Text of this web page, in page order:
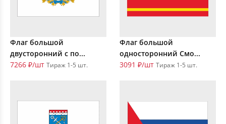
Флаг большой
двусторонний с по...
7266 ₽/шт Тираж 1-5 шт.
Флаг большой
односторонний Смо...
3091 ₽/шт Тираж 1-5 шт.